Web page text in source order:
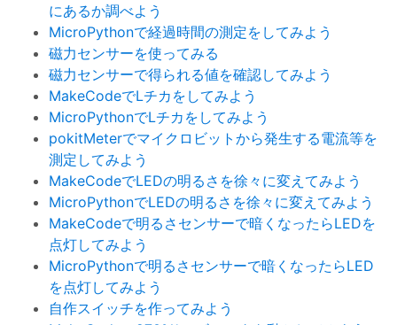
にあるか調べよう
MicroPythonで経過時間の測定をしてみよう
磁力センサーを使ってみる
磁力センサーで得られる値を確認してみよう
MakeCodeでLチカをしてみよう
MicroPythonでLチカをしてみよう
pokitMeterでマイクロビットから発生する電流等を
測定してみよう
MakeCodeでLEDの明るさを徐々に変えてみよう
MicroPythonでLEDの明るさを徐々に変えてみよう
MakeCodeで明るさセンサーで暗くなったらLEDを
点灯してみよう
MicroPythonで明るさセンサーで暗くなったらLED
を点灯してみよう
自作スイッチを作ってみよう